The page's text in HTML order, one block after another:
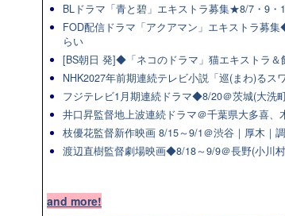
BLドラマ「青と碧」エキストラ募集★8/7・9・
FOD配信ドラマ「アクアマン」エキストラ募
らい
[BS朝日 発]◆「ネコのドラマ」猫エキストラ＆
NHK2027年前期連続テレビ小説「巡(まわ)る
フジテレビ1月期連続ドラマ◆8/20＠茨城(大洗
井口昇監督地上波連続ドラマ＠千葉県大多喜
枝優花監督新作映画 8/15～9/1＠渋谷｜厚木｜
渡辺直樹監督劇場映画◆8/18～9/9＠長野(小川
and more!